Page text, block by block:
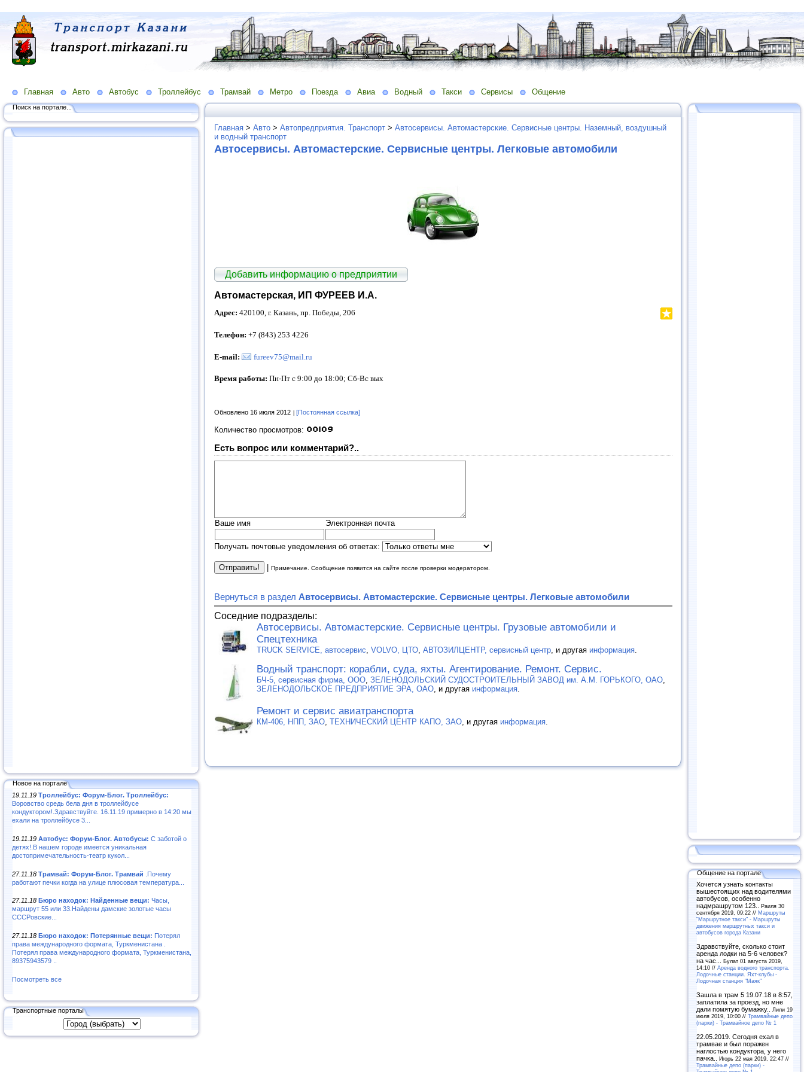
Главная Авто Автобус Троллейбус Трамвай Метро Поезда Авиа Водный Такси Сервисы Общение
Поиск на портале...
Новое на портале
19.11.19 Троллейбус: Форум-Блог. Троллейбус:
Воровство средь бела дня в троллейбусе
кондуктором!.Здравствуйте. 16.11.19 примерно в 14:20 мы
ехали на троллейбусе 3...
19.11.19 Автобус: Форум-Блог. Автобусы: С заботой о
детях!.В нашем городе имеется уникальная
достопримечательность-театр кукол...
27.11.18 Трамвай: Форум-Блог. Трамвай .Почему
работают печки когда на улице плюсовая температура...
27.11.18 Бюро находок: Найденные вещи: Часы,
маршрут 55 или 33.Найдены дамские золотые часы
СССРовские...
27.11.18 Бюро находок: Потерянные вещи: Потерял
права международного формата, Туркменистана .
Потерял права международного формата, Туркменистана,
89375943579 ..
Посмотреть все
Транспортные порталы
Главная > Авто > Автопредприятия. Транспорт > Автосервисы. Автомастерские. Сервисные центры. Наземный, воздушный
и водный транспорт
Автосервисы. Автомастерские. Сервисные центры. Легковые автомобили
Добавить информацию о предприятии
Автомастерская, ИП ФУРЕЕВ И.А.
Адрес: 420100, г. Казань, пр. Победы, 206
Телефон: +7 (843) 253 4226
E-mail: fureev75@mail.ru
Время работы: Пн-Пт с 9:00 до 18:00; Сб-Вс вых
Обновлено 16 июля 2012 [Постоянная ссылка]
Количество просмотров:
Есть вопрос или комментарий?..
Ваше имя Электронная почта
Получать почтовые уведомления об ответах:
| Примечание. Сообщение появится на сайте после проверки модератором.
Вернуться в раздел Автосервисы. Автомастерские. Сервисные центры. Легковые автомобили
Соседние подразделы:
Автосервисы. Автомастерские. Сервисные центры. Грузовые автомобили и
Спецтехника
TRUCK SERVICE, автосервис VOLVO, ЦТО АВТОЗИЛЦЕНТР, сервисный центр , и другая информация
Водный транспорт: корабли, суда, яхты. Агентирование. Ремонт. Сервис.
БЧ-5, сервисная фирма, ООО ЗЕЛЕНОДОЛЬСКИЙ СУДОСТРОИТЕЛЬНЫЙ ЗАВОД им. А.М. ГОРЬКОГО, ОАО
ЗЕЛЕНОДОЛЬСКОЕ ПРЕДПРИЯТИЕ ЭРА, ОАО , и другая информация
Ремонт и сервис авиатранспорта
КМ-406, НПП, ЗАО ТЕХНИЧЕСКИЙ ЦЕНТР КАПО, ЗАО , и другая информация
Общение на портале
Хочется узнать контакты
вышестоящих над водителями
автобусов, особенно
надмрашрутом 123.. Раиля 30
сентября 2019, 09:22 // Маршруты
"Маршрутное такси" - Маршруты
движения маршрутных такси и
автобусов города Казани
Здравствуйте, сколько стоит
аренда лодки на 5-6 человек?
на час... Булат 01 августа 2019,
14:10 // Аренда водного транспорта.
Лодочные станции. Яхт-клубы -
Лодочная станция "Маяк"
Зашла в трам 5 19.07.18 в 8:57,
заплатила за проезд, но мне
дали помятую бумажку..
Лили 19
июля 2019, 10:00 // Трамвайные депо
(парки) - Трамвайное депо № 1
22.05.2019. Сегодня ехал в
трамвае и был поражен
наглостью кондуктора, у него
пачка.. Игорь 22 мая 2019, 22:47 //
Трамвайные депо (парки) -